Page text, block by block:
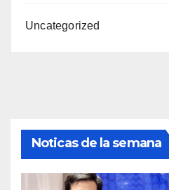
Uncategorized
Noticas de la semana